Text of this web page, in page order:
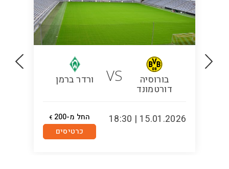
בורוסיה
דורטמונד
VS ורדר ברמן
15.01.2026 | 18:30 החל מ-200 €
כרטיסים